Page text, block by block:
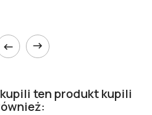
 
ten produkt kupili